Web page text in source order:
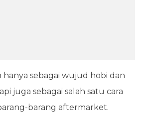
hanya sebagai wujud hobi dan
juga sebagai salah satu cara
barang aftermarket.